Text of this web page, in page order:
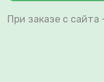
При заказе с сайта